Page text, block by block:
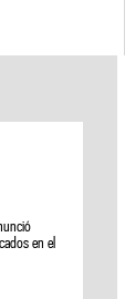
en el